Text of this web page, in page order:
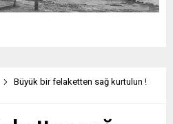
Büyük bir felaketten sağ kurtulun !